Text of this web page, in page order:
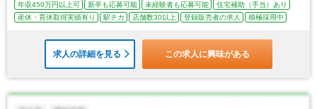
年収450万円以上可 新卒も応募可能 未経験者も応募可能
住宅補助（手当）あり
産休・育休取得実績有り
駅チカ 店舗数30以上 登録販売者の求人 積極採用中
求人の詳細を見る この求人に興味がある